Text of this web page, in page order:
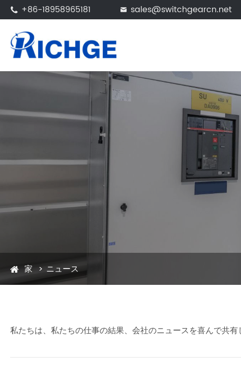
 +86-18958965181  sales@switchgearcn.net
家 ニュース
私たちは、私たちの仕事の結果、会社のニュースを喜んで共